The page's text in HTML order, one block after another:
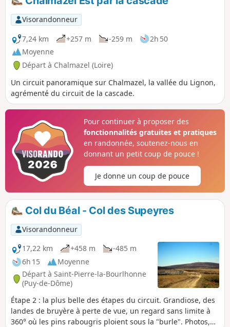
Forez.
Visorandonneur
7,24 km
+257 m -259 m
2h 50
Moyenne
Départ à Chalmazel (Loire)
Un circuit panoramique sur Chalmazel, la vallée du Lignon,
agrémenté du circuit de la cascade.
Pour continuer à proposer des
fonctionnalités gratuites et pratiques
en randonnée, soutenez-nous en
donnant un petit coup de pouce !
Je donne un coup de pouce
Col du Béal - Col des Supeyres
Visorandonneur
17,22 km
+458 m
-485 m
6h 15
Moyenne
Départ à Saint-Pierre-la-Bourlhonne
(Puy-de-Dôme)
Étape 2 : la plus belle des étapes du circuit. Grandiose, des
landes de bruyère à perte de vue, un regard sans limite à
360° où les pins rabougris ploient sous la "burle". Photos,